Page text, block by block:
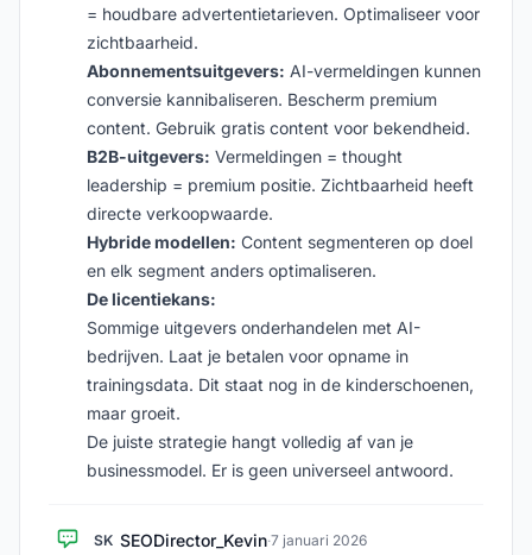
= houdbare advertentietarieven. Optimaliseer voor
zichtbaarheid.
Abonnementsuitgevers: AI-vermeldingen kunnen
conversie kannibaliseren. Bescherm premium
content. Gebruik gratis content voor bekendheid.
B2B-uitgevers: Vermeldingen = thought
leadership = premium positie. Zichtbaarheid heeft
directe verkoopwaarde.
Hybride modellen: Content segmenteren op doel
en elk segment anders optimaliseren.
De licentiekans:
Sommige uitgevers onderhandelen met AI-
bedrijven. Laat je betalen voor opname in
trainingsdata. Dit staat nog in de kinderschoenen,
maar groeit.
De juiste strategie hangt volledig af van je
businessmodel. Er is geen universeel antwoord.
SK SEODirector_Kevin·7 januari 2026